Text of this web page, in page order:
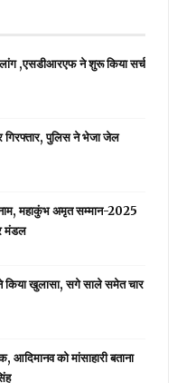
,एसडीआरएफ ने शुरू किया सर्च
पुलिस ने भेजा जेल
महाकुंभ अमृत सम्मान-2025
मंडल
किया खुलासा, सगे साले समेत चार
आदिमानव को मांसाहारी बताना